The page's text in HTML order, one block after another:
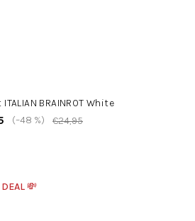
BRAINROT White
€24,95
(–48 %)
💸